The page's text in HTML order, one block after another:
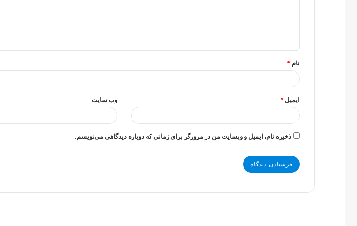
*
نام *
ایمیل * وب‌ سایت
ذخیره نام، ایمیل و وبسایت من در مرورگر برای زمانی که دوباره دیدگاهی می‌نویسم.